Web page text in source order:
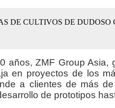
DE CULTIVOS DE DUDOSO
años, ZMF Group Asia,
en proyectos de los
a clientes de más
de prototipos